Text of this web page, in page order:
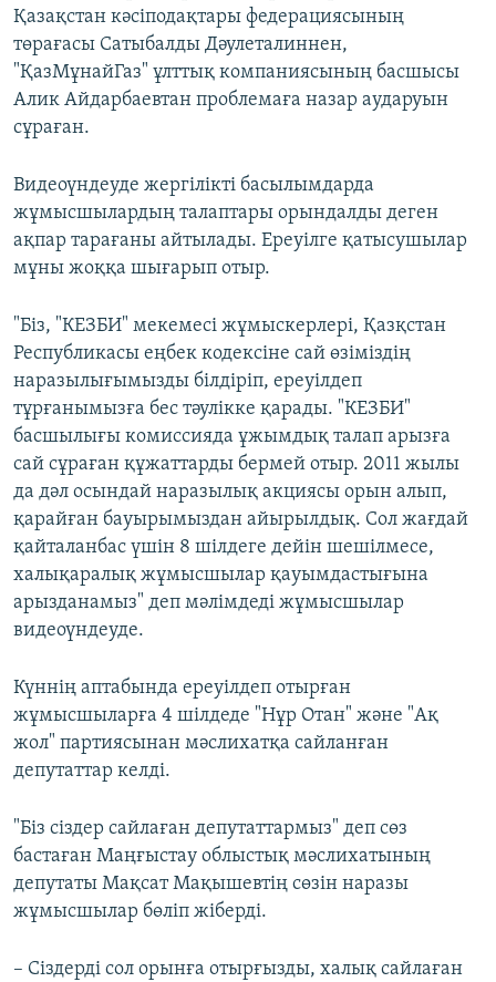
Қазақстан кәсіподақтары федерациясының
төрағасы Сатыбалды Дәулеталиннен,
"ҚазМұнайГаз" ұлттық компаниясының басшысы
Алик Айдарбаевтан проблемаға назар аударуын
сұраған.
Видеоүндеуде жергілікті басылымдарда
жұмысшылардың талаптары орындалды деген
ақпар тарағаны айтылады. Ереуілге қатысушылар
мұны жоққа шығарып отыр.
"Біз, "КЕЗБИ" мекемесі жұмыскерлері, Қазқстан
Республикасы еңбек кодексіне сай өзіміздің
наразылығымызды білдіріп, ереуілдеп
тұрғанымызға бес тәулікке қарады. "КЕЗБИ"
басшылығы комиссияда ұжымдық талап арызға
сай сұраған құжаттарды бермей отыр. 2011 жылы
да дәл осындай наразылық акциясы орын алып,
қарайған бауырымыздан айырылдық. Сол жағдай
қайталанбас үшін 8 шілдеге дейін шешілмесе,
халықаралық жұмысшылар қауымдастығына
арызданамыз" деп мәлімдеді жұмысшылар
видеоүндеуде.
Күннің аптабында ереуілдеп отырған
жұмысшыларға 4 шілдеде "Нұр Отан" және "Ақ
жол" партиясынан мәслихатқа сайланған
депутаттар келді.
"Біз сіздер сайлаған депутаттармыз" деп сөз
бастаған Маңғыстау облыстық мәслихатының
депутаты Мақсат Мақышевтің сөзін наразы
жұмысшылар бөліп жіберді.
– Сіздерді сол орынға отырғызды, халық сайлаған